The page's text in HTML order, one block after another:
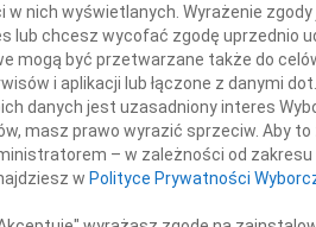
Najszczersze wyrazy współczucia
dla
Pani
nich wyświetlanych. Wyrażenie
lub chcesz wycofać zgodę uprzednio
mogą być przetwarzane także do
i aplikacji lub łączone z danymi
danych jest uzasadniony interes
masz prawo wyrazić sprzeciw. Aby
– w zależności od
w Polityce Prywatności